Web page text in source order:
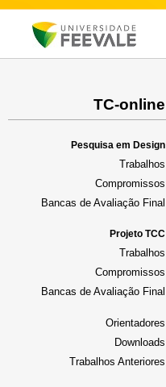
TC-online
Pesquisa em Design
Trabalhos
Compromissos
Bancas de Avaliação Final
Projeto TCC
Trabalhos
Compromissos
Bancas de Avaliação Final
Orientadores
Downloads
Trabalhos Anteriores